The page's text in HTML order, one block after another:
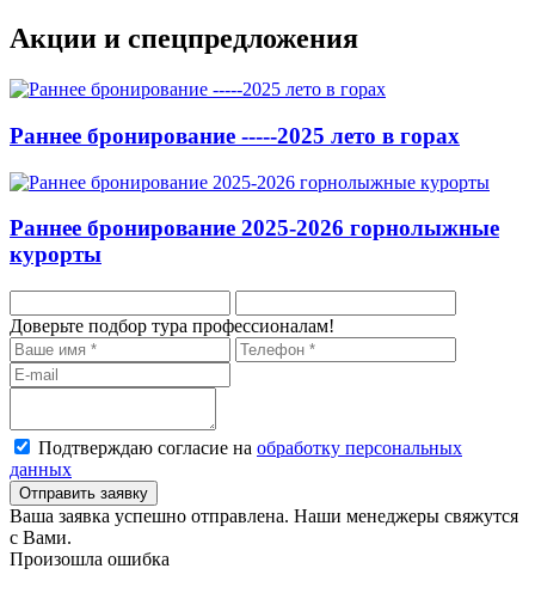
Акции и спецпредложения
Раннее бронирование -----2025 лето в горах
Раннее бронирование 2025-2026 горнолыжные
курорты
Доверьте подбор тура профессионалам!
Подтверждаю согласие на обработку персональных
данных
Ваша заявка успешно отправлена. Наши менеджеры свяжутся
с Вами.
Произошла ошибка